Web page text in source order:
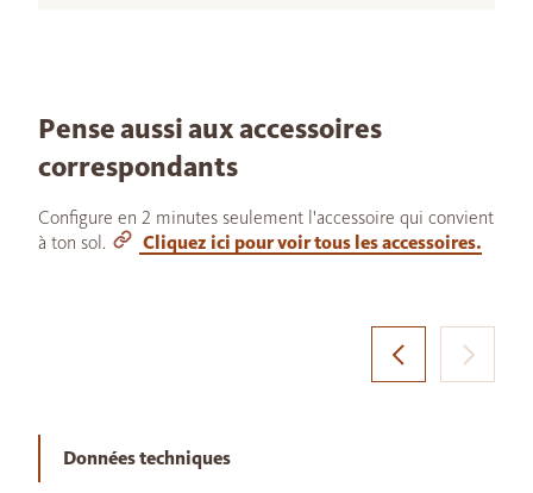
Pense aussi aux accessoires
correspondants
Configure en 2 minutes seulement l'accessoire qui convient
à ton sol.
Cliquez ici pour voir tous les accessoires.
Données techniques